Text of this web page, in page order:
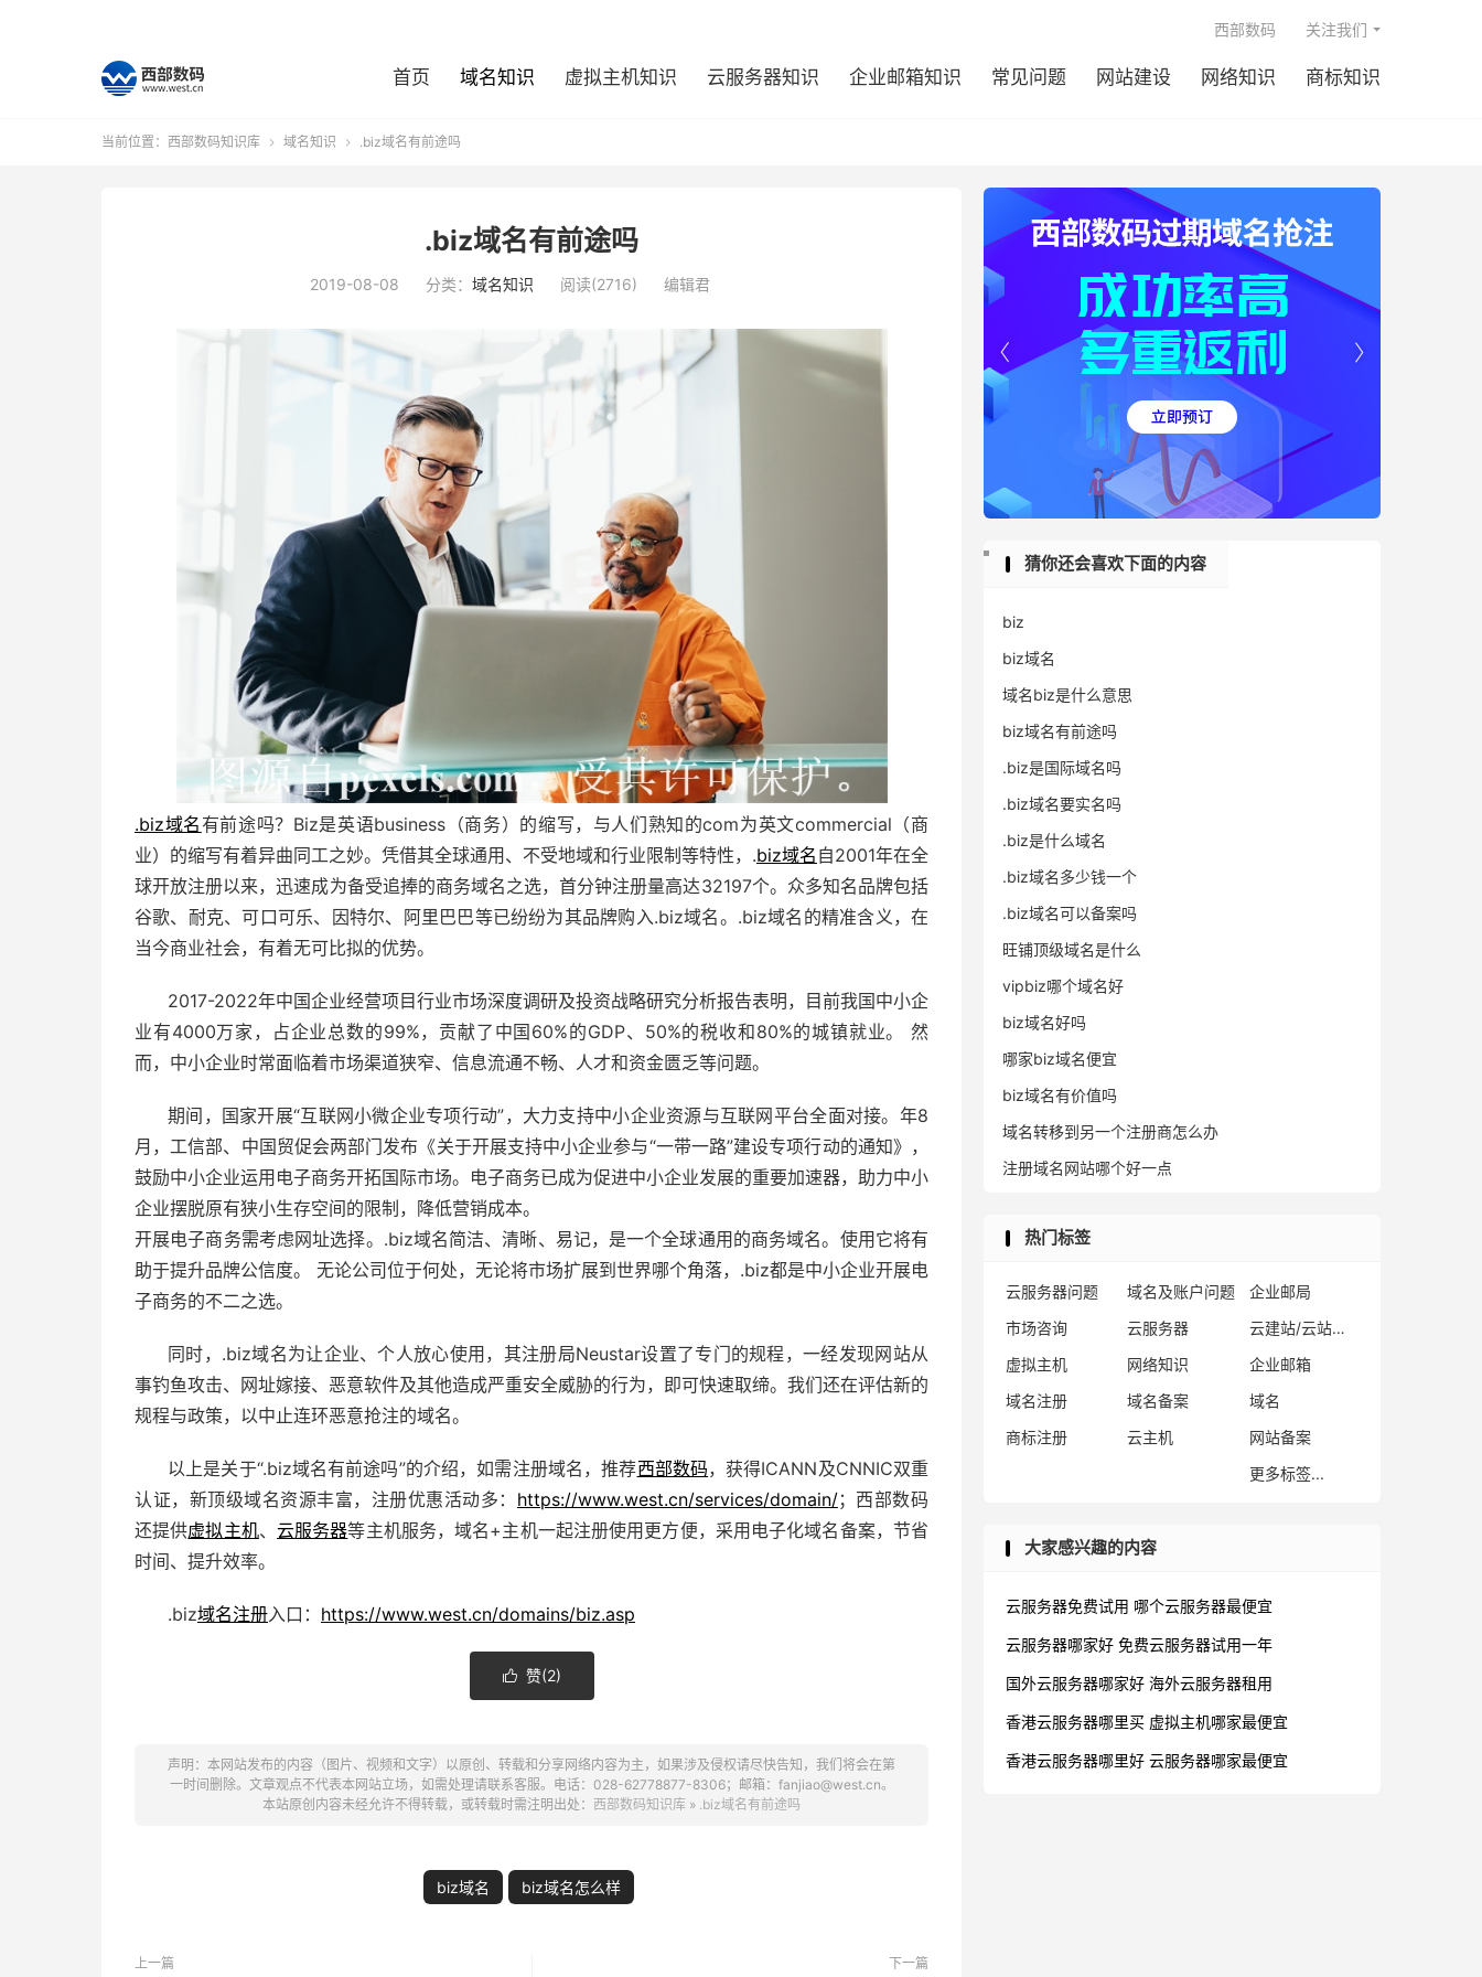
首页 域名知识 虚拟主机知识 云服务器知识 企业邮箱知识 常见问题 网站建设 网络知识 商标知识
西部数码 关注我们
当前位置： 西部数码知识库  域名知识  .biz域名有前途吗
.biz域名有前途吗
2019-08-08 分类： 域名知识 阅读(2716) 编辑君
.biz域名有前途吗？Biz是英语business（商务）的缩写，与人们熟知的com为英文commercial（商
业）的缩写有着异曲同工之妙。凭借其全球通用、不受地域和行业限制等特性，.biz域名 自2001年在全
球开放注册以来，迅速成为备受追捧的商务域名之选，首分钟注册量高达32197个。众多知名品牌包括
谷歌、耐克、可口可乐、因特尔、阿里巴巴等已纷纷为其品牌购入.biz域名。.biz域名的精准含义，在
当今商业社会，有着无可比拟的优势。
2017-2022年中国企业经营项目行业市场深度调研及投资战略研究分析报告表明，目前我国中小企
业有4000万家，占企业总数的99%，贡献了中国60%的GDP、50%的税收和80%的城镇就业。 然
而，中小企业时常面临着市场渠道狭窄、信息流通不畅、人才和资金匮乏等问题。
期间，国家开展“互联网小微企业专项行动”，大力支持中小企业资源与互联网平台全面对接。年8
月，工信部、中国贸促会两部门发布《关于开展支持中小企业参与“一带一路”建设专项行动的通知》，
鼓励中小企业运用电子商务开拓国际市场。电子商务已成为促进中小企业发展的重要加速器，助力中小
企业摆脱原有狭小生存空间的限制，降低营销成本。
开展电子商务需考虑网址选择。.biz域名简洁、清晰、易记，是一个全球通用的商务域名。使用它将有
助于提升品牌公信度。 无论公司位于何处，无论将市场扩展到世界哪个角落，.biz都是中小企业开展电
子商务的不二之选。
同时，.biz域名为让企业、个人放心使用，其注册局Neustar设置了专门的规程，一经发现网站从
事钓鱼攻击、网址嫁接、恶意软件及其他造成严重安全威胁的行为，即可快速取缔。我们还在评估新的
规程与政策，以中止连环恶意抢注的域名。
以上是关于“.biz域名有前途吗”的介绍，如需注册域名，推荐西部数码，获得ICANN及CNNIC双重
认证，新顶级域名资源丰富，注册优惠活动多： https://www.west.cn/services/domain/；西部数码
还提供虚拟主机、 云服务器等主机服务，域名+主机一起注册使用更方便，采用电子化域名备案，节省
时间、提升效率。
.biz域名注册入口： https://www.west.cn/domains/biz.asp
 赞(2)
声明：本网站发布的内容（图片、视频和文字）以原创、转载和分享网络内容为主，如果涉及侵权请尽快告知，我们将会在第
一时间删除。文章观点不代表本网站立场，如需处理请联系客服。电话：028-62778877-8306；邮箱：fanjiao@west.cn。
本站原创内容未经允许不得转载，或转载时需注明出处： 西部数码知识库 » .biz域名有前途吗
biz域名 biz域名怎么样
上一篇 下一篇


猜你还会喜欢下面的内容
biz
biz域名
域名biz是什么意思
biz域名有前途吗
.biz是国际域名吗
.biz域名要实名吗
.biz是什么域名
.biz域名多少钱一个
.biz域名可以备案吗
旺铺顶级域名是什么
vipbiz哪个域名好
biz域名好吗
哪家biz域名便宜
biz域名有价值吗
域名转移到另一个注册商怎么办
注册域名网站哪个好一点
热门标签
云服务器问题 域名及账户问题
企业邮局
市场咨询
云服务器
云建站/云站群/小程序
虚拟主机
网络知识
企业邮箱
域名注册
域名备案
域名
商标注册
云主机
网站备案
更多标签...
大家感兴趣的内容
云服务器免费试用 哪个云服务器最便宜
云服务器哪家好 免费云服务器试用一年
国外云服务器哪家好 海外云服务器租用
香港云服务器哪里买 虚拟主机哪家最便宜
香港云服务器哪里好 云服务器哪家最便宜